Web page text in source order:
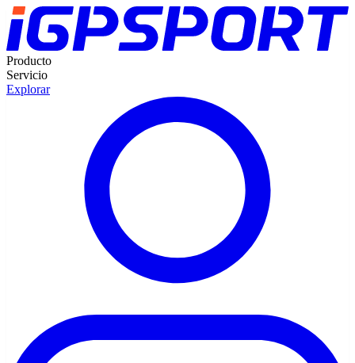
Producto
Servicio
Explorar